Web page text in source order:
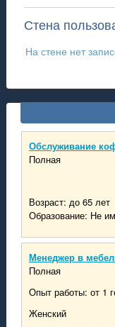
Стена
На стене нет
Обслуживание
Полная
Возраст: до 65 лет
Образование: Не
Менеджер в
Полная
Опыт работы: от 1
Женский